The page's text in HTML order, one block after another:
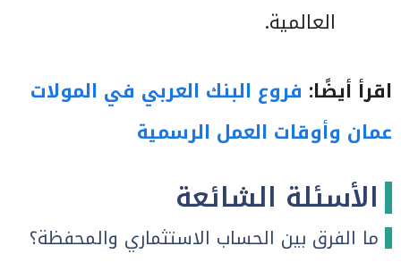
العالمية.
اقرأ أيضًا: فروع البنك العربي في المولات
عمان وأوقات العمل الرسمية
الأسئلة الشائعة
ما الفرق بين الحساب الاستثماري والمحفظة؟